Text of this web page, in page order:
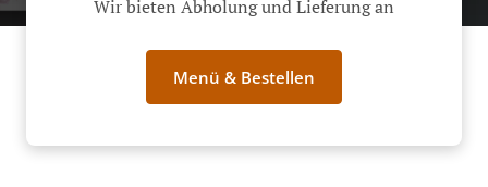
Wir bieten Abholung und Lieferung an
Menü & Bestellen